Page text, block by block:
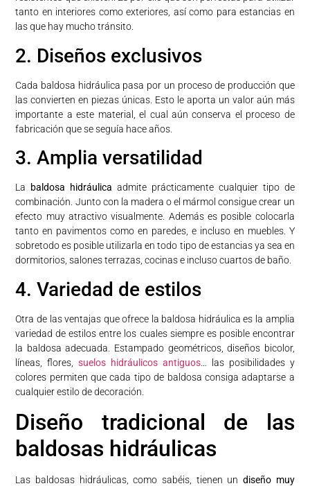
tanto en interiores como exteriores, así como para estancias en
las que hay mucho tránsito.
2. Diseños exclusivos
Cada baldosa hidráulica pasa por un proceso de producción que
las convierten en piezas únicas. Esto le aporta un valor aún más
importante a este material, el cual aún conserva el proceso de
fabricación que se seguía hace años.
3. Amplia versatilidad
La baldosa hidráulica admite prácticamente cualquier tipo de
combinación. Junto con la madera o el mármol consigue crear un
efecto muy atractivo visualmente. Además es posible colocarla
tanto en pavimentos como en paredes, e incluso en muebles. Y
sobretodo es posible utilizarla en todo tipo de estancias ya sea en
dormitorios, salones terrazas, cocinas e incluso cuartos de baño.
4. Variedad de estilos
Otra de las ventajas que ofrece la baldosa hidráulica es la amplia
variedad de estilos entre los cuales siempre es posible encontrar
la baldosa adecuada. Estampado geométricos, diseños bicolor,
líneas, flores,suelos hidráulicos antiguos… las posibilidades y
colores permiten que cada tipo de baldosa consiga adaptarse a
cualquier estilo de decoración.
Diseño tradicional de las
baldosas hidráulicas
Las baldosas hidráulicas, como sabéis, tienen un diseño muy